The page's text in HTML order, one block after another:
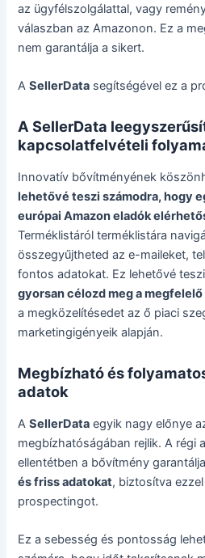
az ügyfélszolgálattal, vagy
válaszban az Amazonon. Ez a
nem garantálja a sikert.
ASellerData segítségével ez a
A SellerData
kapcsolatfelvételi
Innovatív bővítményének
lehetővé teszi számodra, hogy
európai Amazon eladók
Terméklistáról terméklistára
összegyűjtheted az e-maileket,
fontos adatokat. Ez lehetővé
gyorsan célozd meg a
a megközelítésedet az ő piaci
marketingigényeik alapján.
Megbízható és
adatok
ASellerData egyik nagy előnye
megbízhatóságában rejlik. A régi
ellentétben a bővítmény
és friss adatokat, biztosítva
prospectingot.
Ez a sebesség és pontosság